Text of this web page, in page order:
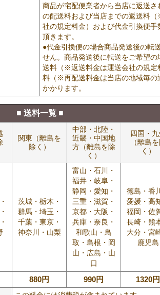
商品が宅配便業者から当店に返送さ
の配送料および当店までの返送料
社の規定料金）および代金引換便手
頂きます。
●代金引換便の場合商品発送後の転
せん。商品発送後に転送をご希望の
送料（※返送料金は運送会社の規定
料（※再配送料金は当店の地域毎の
かかります。
■ 送料一覧 ■
関東（離島を
除く）
中部・北陸・
近畿・中国地
方（離島を除
く）
四国・九
（離島
く）
茨城・栃木・
群馬・埼玉・
千葉・東京・
神奈川・山梨
富山・石川・
福井・岐阜・
静岡・愛知・
三重・滋賀・
京都・大阪・
兵庫・奈良・
和歌山・鳥
取・島根・岡
山・広島・山
口
徳島・香
愛媛・高
福岡・佐
長崎・熊
大分・宮
鹿児島
880円 990円 1320円